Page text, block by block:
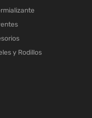
y Rodillos